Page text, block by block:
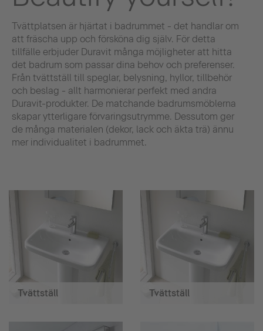
Tvättplatsen är hjärtat i badrummet - det handlar om
att fräscha upp och försköna dig själv. För detta
tillfälle erbjuder Duravit många möjligheter att hitta
det badrum som passar dina behov och preferenser.
Från tvättställ till speglar, belysning, hyllor, tillbehör
och beslag - allt harmonierar perfekt med andra
Duravit-produkter. De matchande badrumsmöblerna
skapar ytterligare förvaringsutrymme. Dessutom ger
de många materialen (dekor, lack och äkta trä) ännu
mer individualitet i badrummet.
Tvättställ Tvättställ